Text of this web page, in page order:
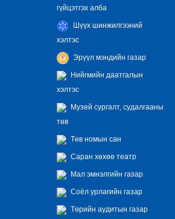
гүйцэтгэх алба
Шүүх шинжилгээний
хэлтэс
Эрүүл мэндийн газар
Нийгмийн даатгалын
хэлтэс
Музей сургалт, судалгааны
төв
Төв номын сан
Саран хөхөө театр
Мал эмнэлгийн газар
Соёл урлагийн газар
Төрийн аудитын газар